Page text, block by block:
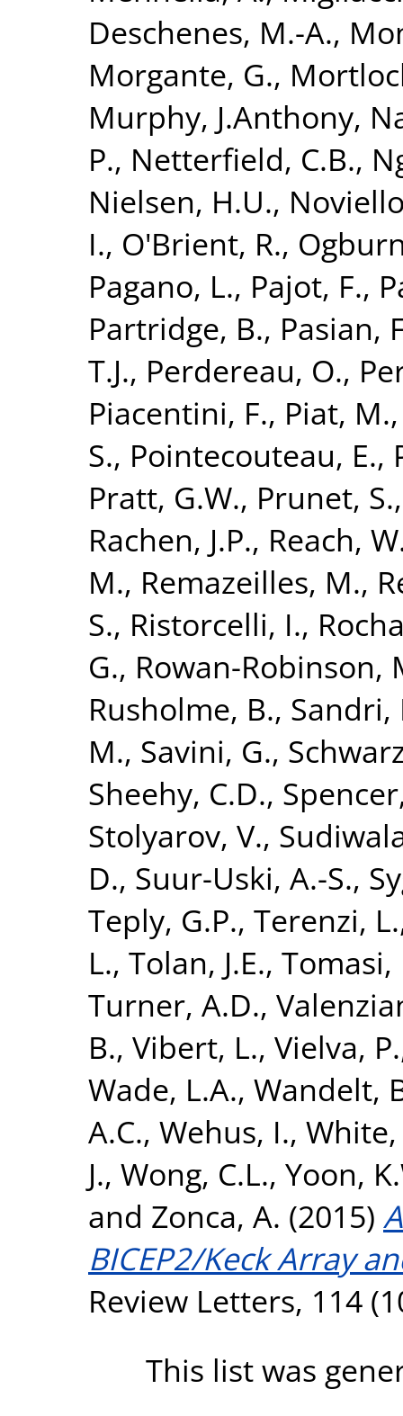
Deschenes, M.-A.,
Morgante, G.,
Murphy, J.Anthony,
P., Netterfield, C.B.,
Nielsen, H.U.,
I., O'Brient, R.,
Pagano, L., Pajot, F.,
Partridge, B., Pasian,
T.J., Perdereau, O.,
Piacentini, F., Piat, M.
S., Pointecouteau, E.,
Pratt, G.W., Prunet, S.
Rachen, J.P., Reach,
M., Remazeilles, M.,
S., Ristorcelli, I.,
G., Rowan-Robinson,
Rusholme, B., Sandri,
M., Savini, G.,
Sheehy, C.D.,
Stolyarov, V.,
D., Suur-Uski, A.-S.,
Teply, G.P., Terenzi, L.
L., Tolan, J.E., Tomasi,
Turner, A.D.,
B., Vibert, L., Vielva, P.
Wade, L.A., Wandelt,
A.C., Wehus, I.,
J., Wong, C.L., Yoon,
and Zonca, A. (2015)
BICEP2/Keck Array
Review Letters, 114
This list was